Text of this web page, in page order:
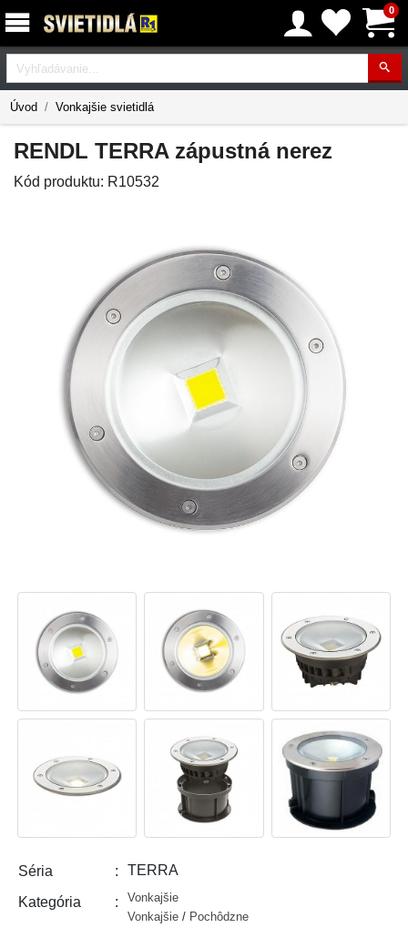
0
Vyhľadávanie
Úvod Vonkajšie svietidlá
RENDL TERRA zápustná nerez
Kód produktu: R10532
Séria TERRA
Kategória
Vonkajšie
Vonkajšie / Pochôdzne